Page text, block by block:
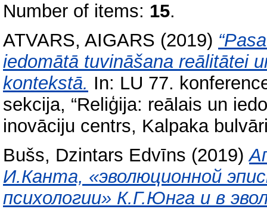
Number of items: 15.
ATVARS, AIGARS (2019)
iedomātā tuvināšana reālitātei
kontekstā. In: LU 77.
sekcija, “Reliģija: reālais un
inovāciju centrs, Kalpaka
Bušs, Dzintars Edvīns (2019)
И.Канта, «эволюционной
психологии» К.Г.Юнга и в